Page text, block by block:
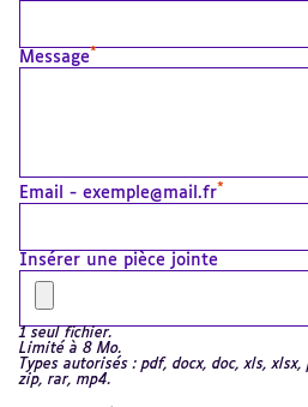
Message *
Email - exemple@mail.fr*
Insérer une pièce jointe
1 seul fichier.
Limité à 8 Mo.
Types autorisés : pdf, docx, doc, xls,
zip, rar, mp4.